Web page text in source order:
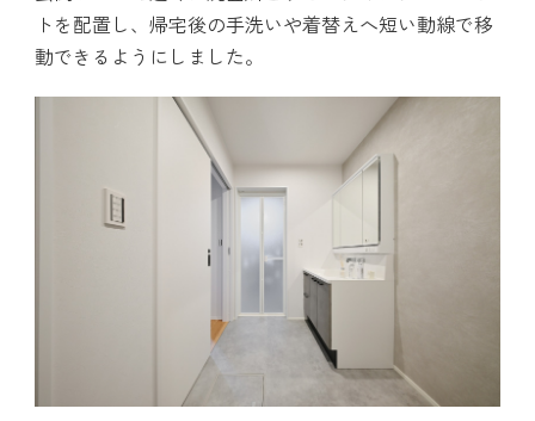
トを配置し、帰宅後の手洗いや着替えへ短い動線で移
動できるようにしました。